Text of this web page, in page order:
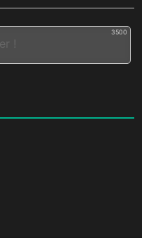
3500